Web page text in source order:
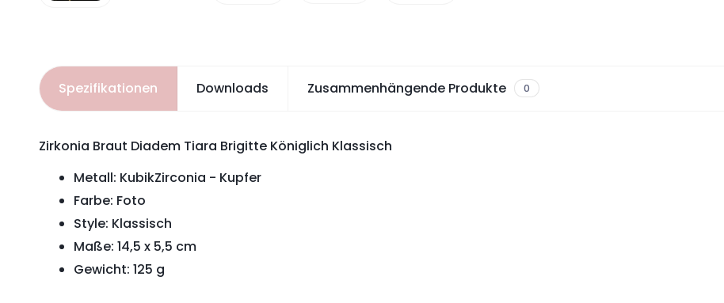
Spezifikationen Downloads Zusammenhängende Produkte 0
Zirkonia Braut Diadem Tiara Brigitte Königlich Klassisch
Metall: KubikZirconia - Kupfer
Farbe: Foto
Style: Klassisch
Maße: 14,5 x 5,5 cm
Gewicht: 125 g